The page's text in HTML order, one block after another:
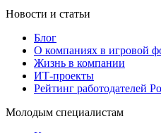
Новости и статьи
Блог
О компаниях в игровой
Жизнь в компании
ИТ-проекты
Рейтинг работодателей
Молодым специалистам